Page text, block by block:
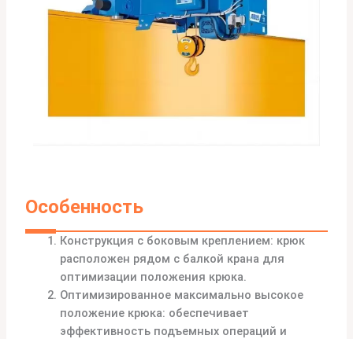
Особенность
Конструкция с боковым креплением: крюк
расположен рядом с балкой крана для
оптимизации положения крюка.
Оптимизированное максимально высокое
положение крюка: обеспечивает
эффективность подъемных операций и